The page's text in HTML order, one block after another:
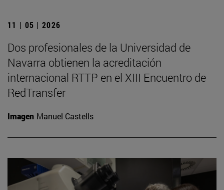
11 | 05 | 2026
Dos profesionales de la Universidad de
Navarra obtienen la acreditación
internacional RTTP en el XIII Encuentro de
RedTransfer
Imagen Manuel Castells